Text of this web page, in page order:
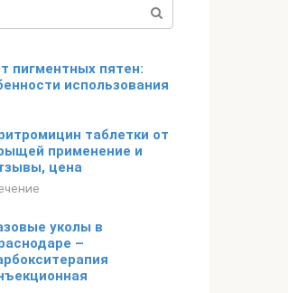
пигментных пятен:
использования
таблетки от
применение и
цена
уколы в
–